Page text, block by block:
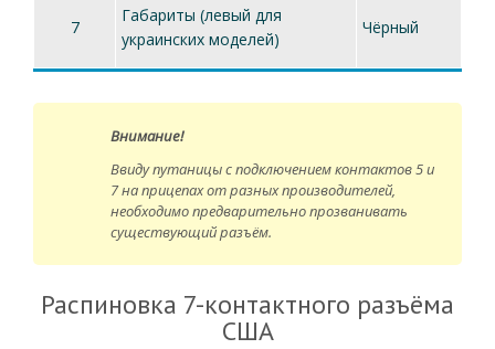
7
Габариты (левый для
украинских моделей)
Чёрный
Внимание!
Ввиду путаницы с подключением контактов 5 и
7 на прицепах от разных производителей,
необходимо предварительно прозванивать
существующий разъём.
Распиновка 7-контактного разъёма
США